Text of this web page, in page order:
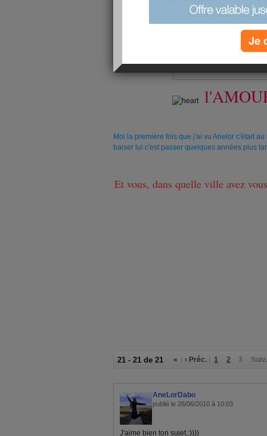
Moi la première fois que j'ai vu Anelor c'était
baiser lui c'est passer quelques années plus
Et vous, dans quelle ville avez
21 - 21 de 21 « ‹ Préc. 1 2 3 Suiv.
AneLorDabo
publié le 28/06/2010 à 10:03
J'aime bien ton sujet,:))))
Je